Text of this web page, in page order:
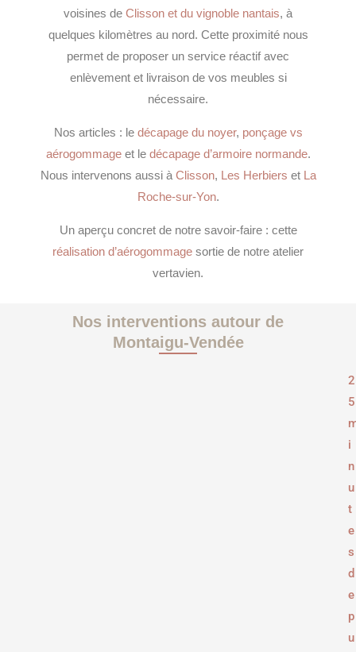
voisines de Clisson et du vignoble nantais, à
quelques kilomètres au nord. Cette proximité nous
permet de proposer un service réactif avec
enlèvement et livraison de vos meubles si
nécessaire.
Nos articles : le décapage du noyer, ponçage vs
aérogommageet le décapage d’armoire normande.
Nous intervenons aussi à Clisson, Les Herbiers et
La
Roche-sur-Yon.
Un aperçu concret de notre savoir-faire : cette
réalisation d’aérogommage sortie de notre atelier
vertavien.
Nos interventions autour de
Montaigu-Vendée
2
5
i
n
u
t
e
s
d
e
p
u